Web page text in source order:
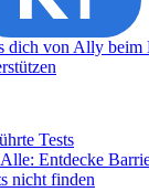
dich von Ally beim
Tests
Entdecke
nicht finden